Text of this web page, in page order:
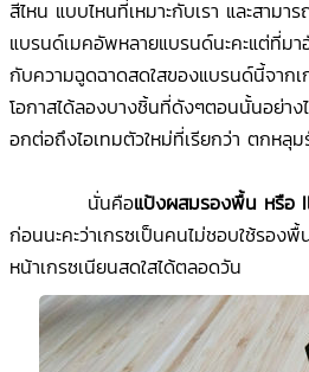
สีไหน แบบไหนที่เหมาะกับเรา และสามา
แบรนด์เมคอัพหลายแบรนด์นะคะแต่ที่ม
กับความฉูดฉาดสดใสของแบรนด์นี้จากเ
โอกาสได้ลองบางชิ้นที่ดังๆตอนนั้นอย่า
อกต่อถึงไอเทมตัวใหม่ที่เรียกว่า ตกหลุ
นั่นคือแป้งผสมรองพื้น หรือ
ก่อนนะคะว่าเกรซเป็นคนไม่ชอบใช้รองพื้
หน้าเกรซเนียนสดใสได้ตลอดวัน